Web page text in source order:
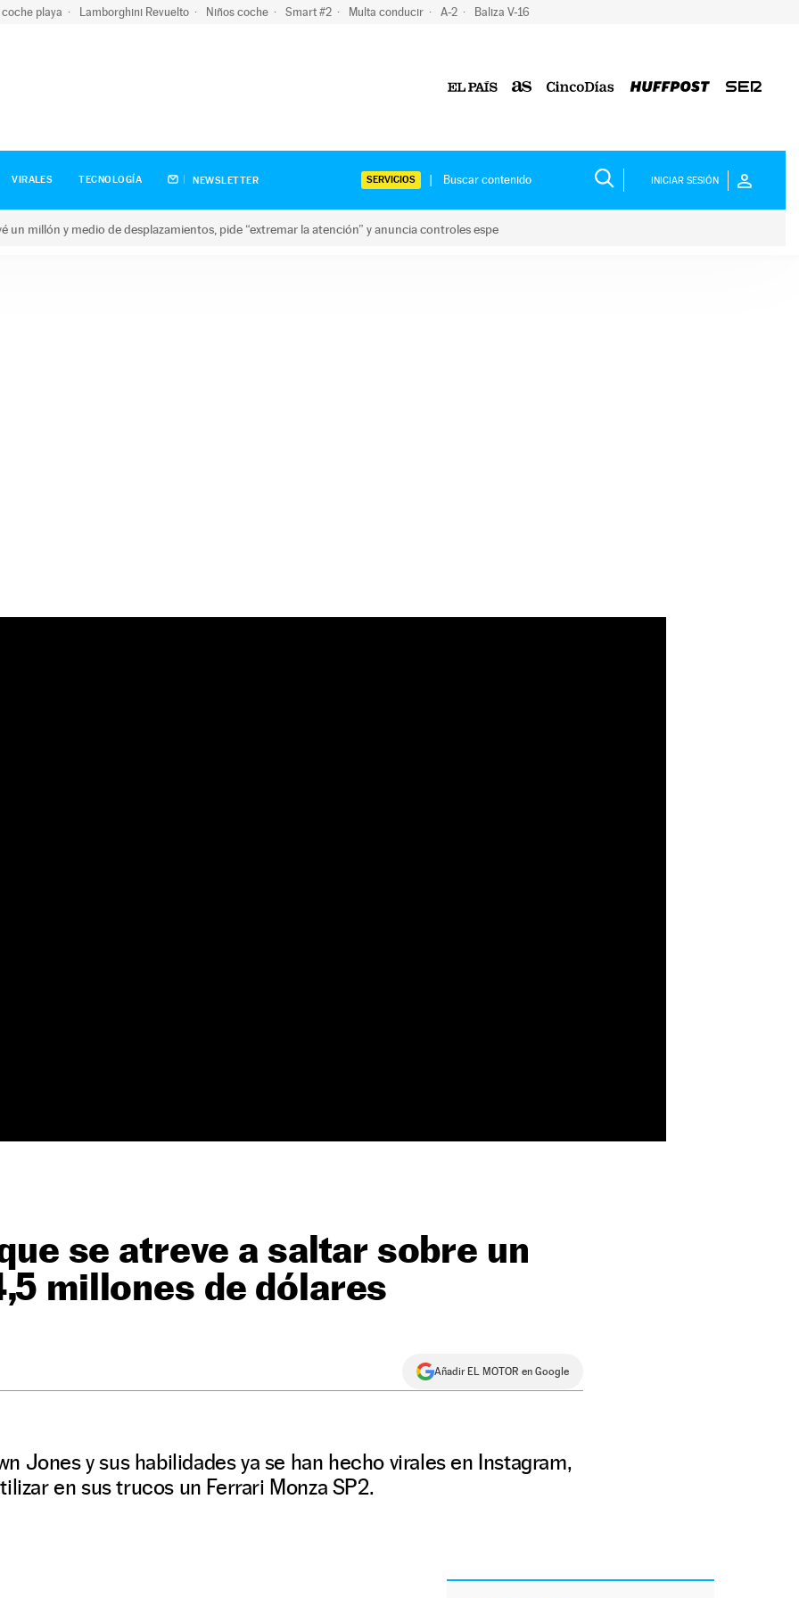
coche playa Lamborghini Revuelto Niños coche Smart #2 Multa conducir A-2 Baliza V-16
VIRALES TECNOLOGÍA NEWSLETTER SERVICIOS INICIAR SESIÓN
un millón y medio de desplazamientos, pide “extremar la atención” y anuncia controles espe
que se atreve a saltar sobre un
millones de dólares
Añadir EL MOTOR en Google
Jones y sus habilidades ya se han hecho virales en Instagram,
en sus trucos un Ferrari Monza SP2.